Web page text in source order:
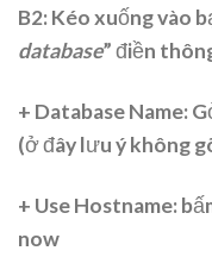
B2: Kéo xuống vào
database” điền
+ Database Name:
(ở đây lưu ý không
+ Use Hostname:
now